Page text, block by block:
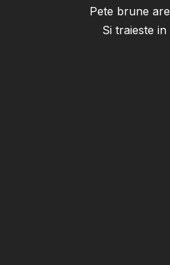
Pete brune
Si traieste in